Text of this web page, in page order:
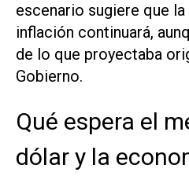
escenario sugiere que
inflación continuará,
de lo que proyectaba
Gobierno.
Qué espera el
dólar y la